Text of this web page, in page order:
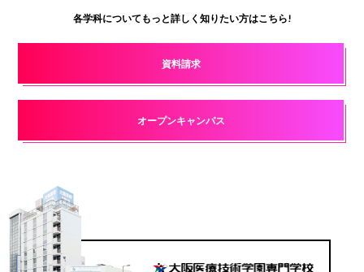
各学科についてもっと詳しく知りたい方はこちら!
資料請求
オープンキャンパス